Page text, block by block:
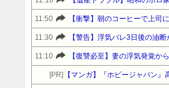
11:50 【衝撃】朝のコーヒーで上司
11:30 【警告】浮気バレ3日後の油
11:10 【復讐必至】妻の浮気発覚か
[PR] 【マンガ】『ホビージャパン